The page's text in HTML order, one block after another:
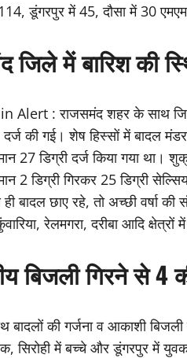
डूंगरपुर में 45, दौसा में 30
जिले में बारिश की
Alert : राजसमंद शहर के साथ
दर्ज की गई। शेष हिस्सों में बादल
27 डिग्री दर्ज किया गया था।
2 डिग्री गिरकर 25 डिग्री
बादल छाए रहे, तो अच्छी वर्षा
रेलमगरा, दरीबा आदि
बिजली गिरने से 4
बादलों की गर्जना व आकाशी
सिरोही में बच्चे और डूंगरपुर में